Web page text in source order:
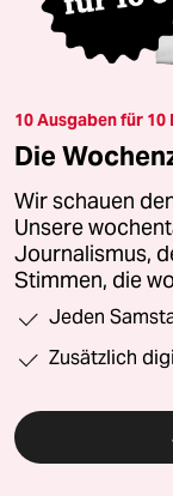
10 Ausgaben für 10
Die
Wir schauen
Unsere
Journalismus,
Stimmen, die
Jeden
Zusätzlich